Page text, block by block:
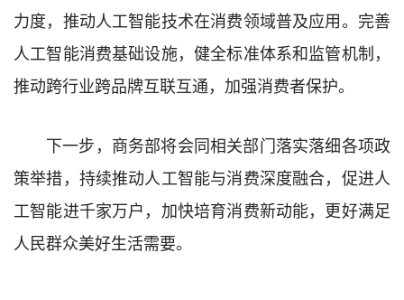
力度，推动人工智能技术在消费领域普及应用。完善
人工智能消费基础设施，健全标准体系和监管机制，
推动跨行业跨品牌互联互通，加强消费者保护。
下一步，商务部将会同相关部门落实落细各项政
策举措，持续推动人工智能与消费深度融合，促进人
工智能进千家万户，加快培育消费新动能，更好满足
人民群众美好生活需要。